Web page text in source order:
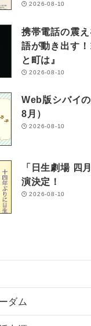
2026-08-10
携帯電話の震
語が動き出す
と町は』
2026-08-10
Web版シバイ
8月）
2026-08-10
「日生劇場 四
演決定！
2026-08-10
ダム